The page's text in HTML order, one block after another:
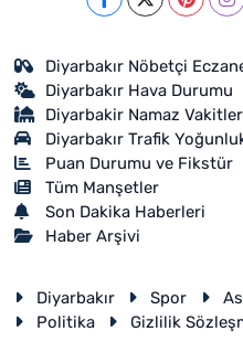
Diyarbakır Nöbetçi
Diyarbakır Hava Durumu
Diyarbakir Namaz
Diyarbakır Trafik
Puan Durumu ve Fikstür
Tüm Manşetler
Son Dakika Haberleri
Haber Arşivi
Diyarbakır Spor
Politika
Gizlilik